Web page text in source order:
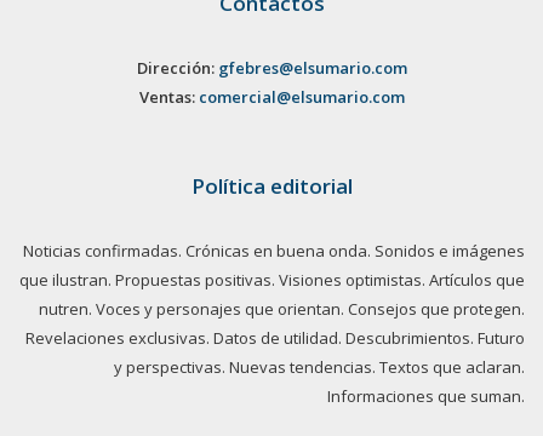
Dirección: gfebres@elsumario.com
Ventas: comercial@elsumario.com
Política editorial
Noticias confirmadas. Crónicas en buena onda. Sonidos e imágenes
que ilustran. Propuestas positivas. Visiones optimistas. Artículos que
nutren. Voces y personajes que orientan. Consejos que protegen.
Revelaciones exclusivas. Datos de utilidad. Descubrimientos. Futuro
y perspectivas. Nuevas tendencias. Textos que aclaran.
Informaciones que suman.